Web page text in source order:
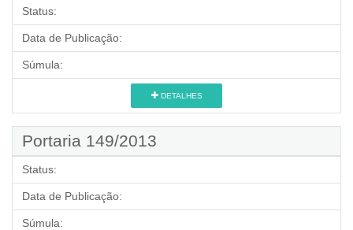
Status:
Data de Publicação:
Súmula:
DETALHES
Portaria 149/2013
Status:
Data de Publicação:
Súmula: